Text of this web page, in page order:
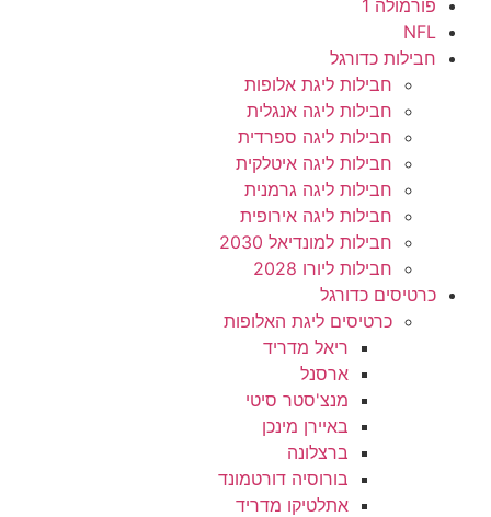
פורמולה 1
NFL
חבילות כדורגל
חבילות ליגת אלופות
חבילות ליגה אנגלית
חבילות ליגה ספרדית
חבילות ליגה איטלקית
חבילות ליגה גרמנית
חבילות ליגה אירופית
חבילות למונדיאל 2030
חבילות ליורו 2028
כרטיסים כדורגל
כרטיסים ליגת האלופות
ריאל מדריד
ארסנל
מנצ'סטר סיטי
באיירן מינכן
ברצלונה
בורוסיה דורטמונד
אתלטיקו מדריד